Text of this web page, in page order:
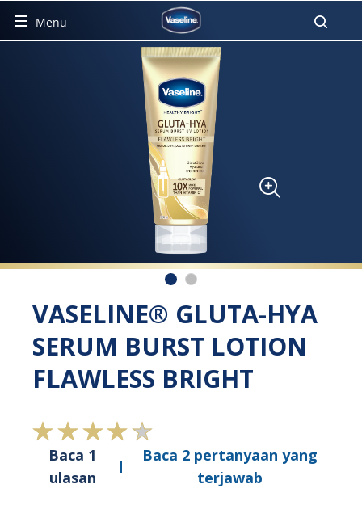
Menu
VASELINE® GLUTA-HYA
SERUM BURST LOTION
FLAWLESS BRIGHT
Baca 1
ulasan
Baca 2 pertanyaan yang
terjawab